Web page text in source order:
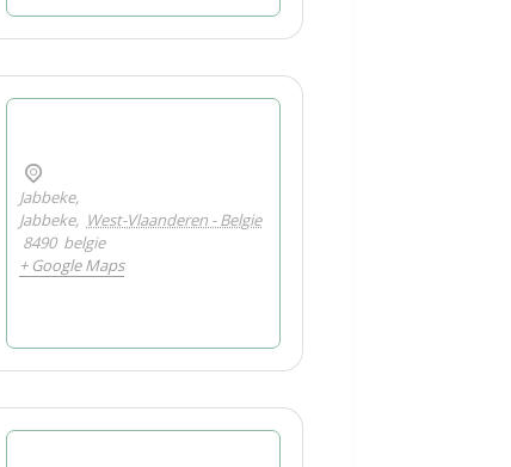
Jabbeke,
Jabbeke, West-Vlaanderen - Belgie
8490 belgie
+ Google Maps